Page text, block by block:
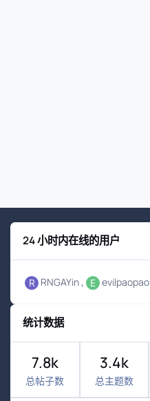
24 小时内在线的用户
RNGAYin evilpaopao
统计数据
7.8k
总帖子数
3.4k
总主题数